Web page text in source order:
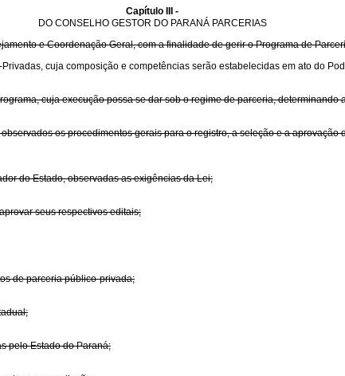
Capítulo III -
DO CONSELHO GESTOR DO PARANÁ PARCERIAS
e Coordenação Geral, com a finalidade de gerir o Programa de
cuja composição e competências serão estabelecidas em ato do
cuja execução possa se dar sob o regime de parceria, determinando
os procedimentos gerais para o registro, a seleção e a
do Estado, observadas as exigências da Lei;
seus respectivos editais;
de parceria público-privada;
pelo Estado do Paraná;